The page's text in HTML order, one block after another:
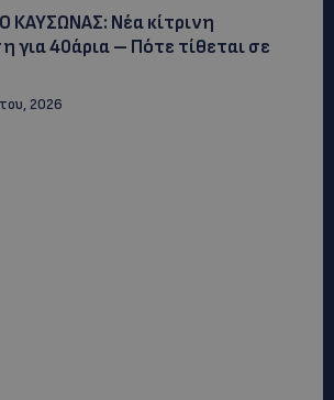
ΚΑΥΣΩΝΑΣ: Νέα κίτρινη
για 40άρια – Πότε τίθεται σε
2026